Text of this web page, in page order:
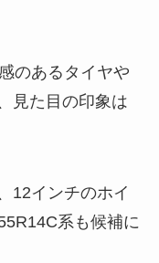
のあるタイヤや
見た目の印象は
12インチのホイ
系も候補に